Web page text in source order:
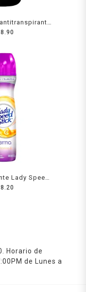
en roll on
Lady Speed
vitamina E en
Horario de
de Lunes a